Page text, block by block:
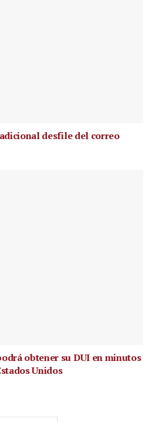
desfile del correo
obtener su DUI en minutos
Unidos